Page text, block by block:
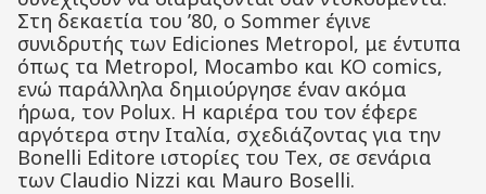
Στη δεκαετία του ’80, ο Sommer έγινε
συνιδρυτής των Ediciones Metropol, με έντυπα
όπως τα Metropol, Mocambo και KO comics,
ενώ παράλληλα δημιούργησε έναν ακόμα
ήρωα, τον Polux. Η καριέρα του τον έφερε
αργότερα στην Ιταλία, σχεδιάζοντας για την
Bonelli Editore ιστορίες του Tex, σε σενάρια
των Claudio Nizzi και Mauro Boselli.